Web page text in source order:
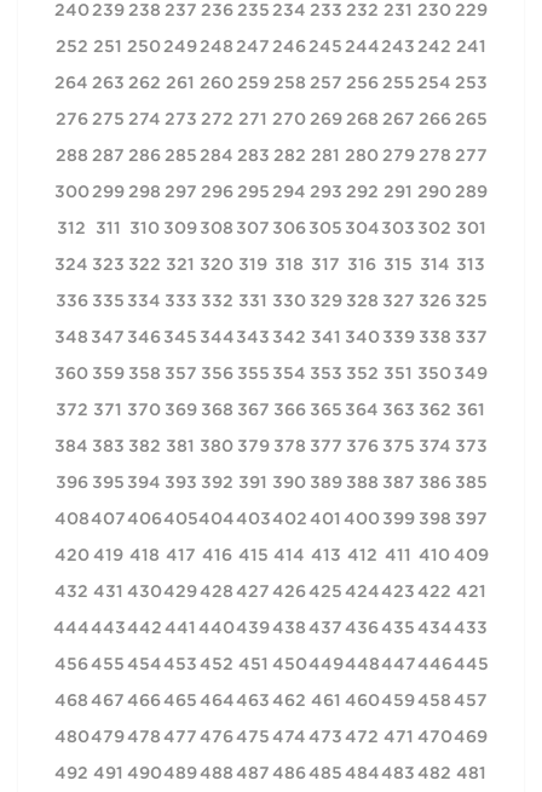
229
230
231
232
233
234
235
236
237
238
239
240
241
242
243
244
245
246
247
248
249
250
251
252
253
254
255
256
257
258
259
260
261
262
263
264
265
266
267
268
269
270
271
272
273
274
275
276
277
278
279
280
281
282
283
284
285
286
287
288
289
290
291
292
293
294
295
296
297
298
299
300
301
302
303
304
305
306
307
308
309
310
311
312
313
314
315
316
317
318
319
320
321
322
323
324
325
326
327
328
329
330
331
332
333
334
335
336
337
338
339
340
341
342
343
344
345
346
347
348
349
350
351
352
353
354
355
356
357
358
359
360
361
362
363
364
365
366
367
368
369
370
371
372
373
374
375
376
377
378
379
380
381
382
383
384
385
386
387
388
389
390
391
392
393
394
395
396
397
398
399
400
401
402
403
404
405
406
407
408
409
410
411
412
413
414
415
416
417
418
419
420
421
422
423
424
425
426
427
428
429
430
431
432
433
434
435
436
437
438
439
440
441
442
443
444
445
446
447
448
449
450
451
452
453
454
455
456
457
458
459
460
461
462
463
464
465
466
467
468
469
470
471
472
473
474
475
476
477
478
479
480
481
482
483
484
485
486
487
488
489
490
491
492